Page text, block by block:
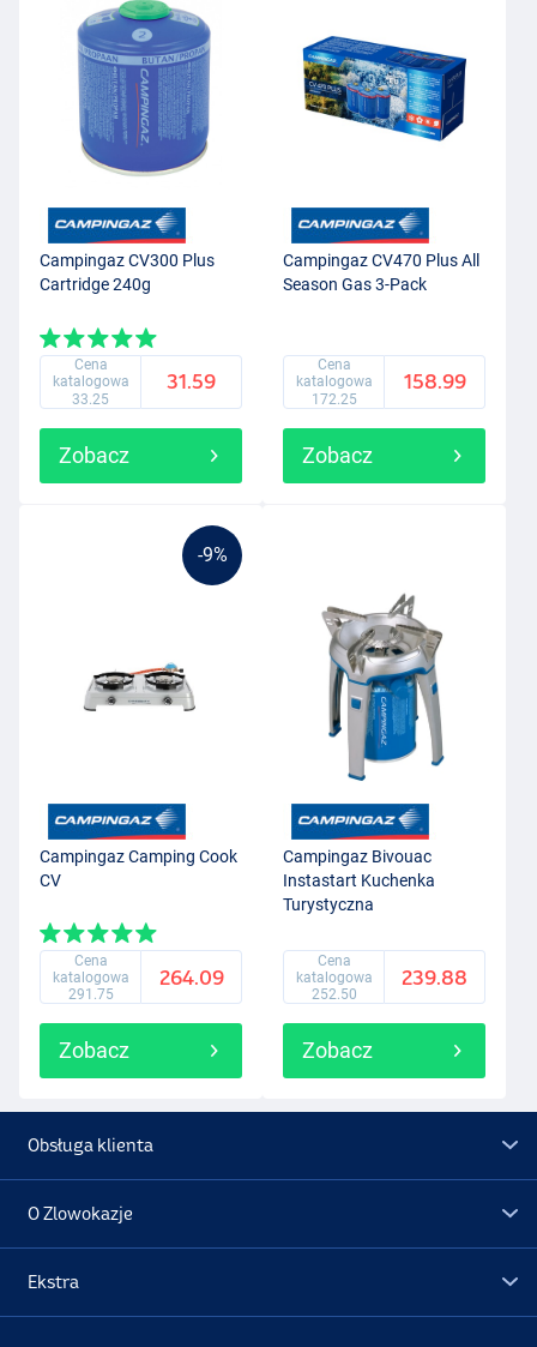
Campingaz CV300 Plus
Cartridge 240g
Cena
katalogowa
33.25
31.59
Zobacz
Campingaz CV470 Plus All
Season Gas 3-Pack
Cena
katalogowa
172.25
158.99
Zobacz
-9%
Campingaz Camping Cook
CV
Cena
katalogowa
291.75
264.09
Zobacz
Campingaz Bivouac
Instastart Kuchenka
Turystyczna
Cena
katalogowa
252.50
239.88
Zobacz
Obsługa klienta
O Zlowokazje
Ekstra